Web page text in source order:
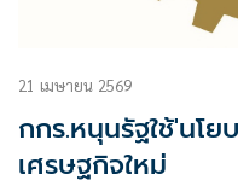
21 เมษายน 2569
กกร.หนุนรัฐใช้'นโย
เศรษฐกิจใหม่